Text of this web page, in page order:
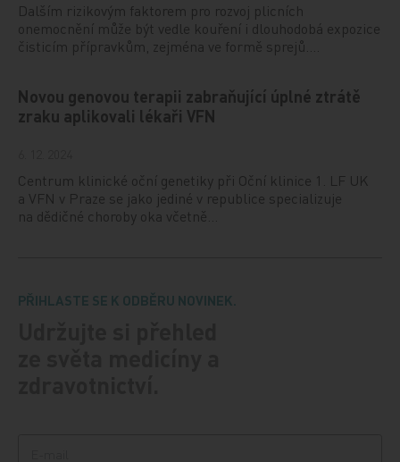
Dalším rizikovým faktorem pro rozvoj plicních
onemocnění může být vedle kouření i dlouhodobá expozice
čisticím přípravkům, zejména ve formě sprejů.…
Novou genovou terapii zabraňující úplné ztrátě
zraku aplikovali lékaři VFN
Centrum klinické oční genetiky při Oční klinice 1. LF UK
a VFN v Praze se jako jediné v republice specializuje
na dědičné choroby oka včetně…
PŘIHLASTE SE K ODBĚRU NOVINEK.